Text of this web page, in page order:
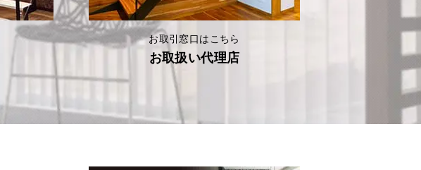
お取引窓口はこちら
お取扱い代理店